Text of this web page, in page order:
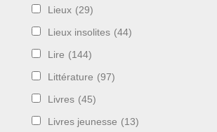
Lieux (29)
Lieux insolites (44)
Lire (144)
Littérature (97)
Livres (45)
Livres jeunesse (13)